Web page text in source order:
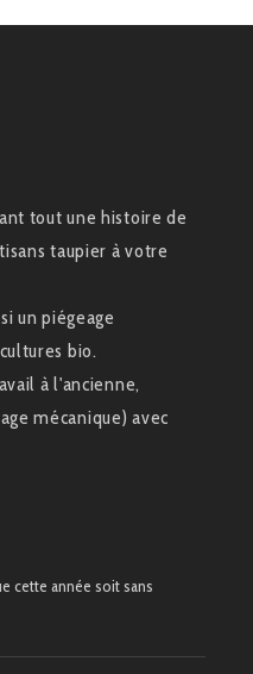
tout une histoire de
taupier à votre
un piégeage
bio.
à l'ancienne,
mécanique) avec
cette année soit sans